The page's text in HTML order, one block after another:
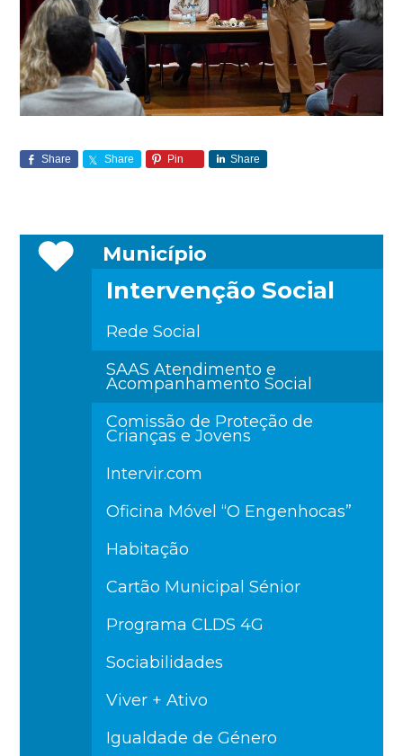
Share Share Pin Share
Município
Intervenção Social
Rede Social
SAAS Atendimento e
Acompanhamento Social
Comissão de Proteção de
Crianças e Jovens
Intervir.com
Oficina Móvel “O Engenhocas”
Habitação
Cartão Municipal Sénior
Programa CLDS 4G
Sociabilidades
Viver + Ativo
Igualdade de Género